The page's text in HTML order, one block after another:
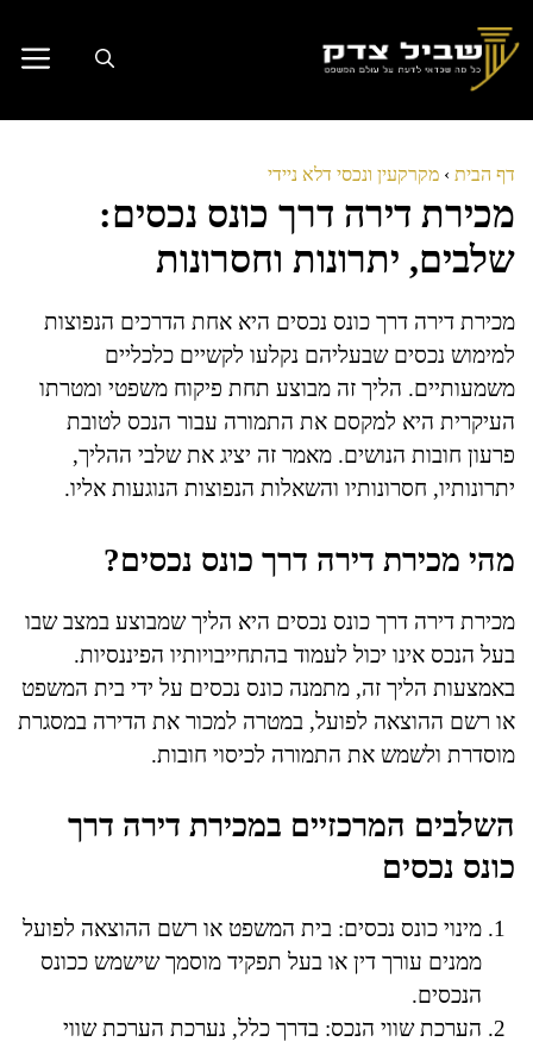
לתוכן
דף הבית › מקרקעין ונכסי דלא ניידי
מכירת דירה דרך כונס נכסים:
שלבים, יתרונות וחסרונות
מכירת דירה דרך כונס נכסים היא אחת הדרכים הנפוצות
למימוש נכסים שבעליהם נקלעו לקשיים כלכליים
משמעותיים. הליך זה מבוצע תחת פיקוח משפטי ומטרתו
העיקרית היא למקסם את התמורה עבור הנכס לטובת
פרעון חובות הנושים. מאמר זה יציג את שלבי ההליך,
יתרונותיו, חסרונותיו והשאלות הנפוצות הנוגעות אליו.
מהי מכירת דירה דרך כונס נכסים?
מכירת דירה דרך כונס נכסים היא הליך שמבוצע במצב שבו
בעל הנכס אינו יכול לעמוד בהתחייבויותיו הפיננסיות.
באמצעות הליך זה, מתמנה כונס נכסים על ידי בית המשפט
או רשם ההוצאה לפועל, במטרה למכור את הדירה במסגרת
מוסדרת ולשמש את התמורה לכיסוי חובות.
השלבים המרכזיים במכירת דירה דרך
כונס נכסים
מינוי כונס נכסים: בית המשפט או רשם ההוצאה לפועל
ממנים עורך דין או בעל תפקיד מוסמך שישמש ככונס
הנכסים.
הערכת שווי הנכס: בדרך כלל, נערכת הערכת שווי